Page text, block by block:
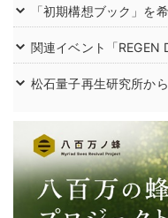
「初期構想ブック」を
関連イベント「REGEN
松石量子再生研究所か